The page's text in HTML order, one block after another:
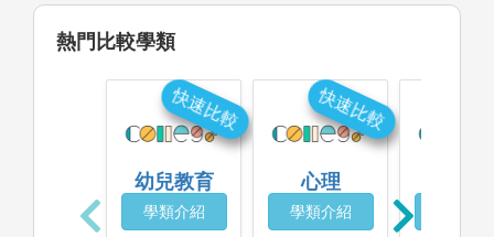
熱門比較學類
幼兒教育
學類介紹
快速比較
心理
學類介紹
快速比較